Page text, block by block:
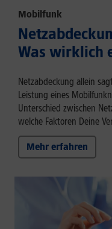
Mobilfunk
Was wirklich
Netzabdeckung allein
Leistung eines
Unterschied zwischen
welche Faktoren Deine
Mehr erfahren